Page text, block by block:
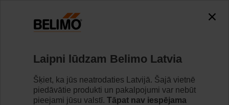
D6250W
Laipni lūdzam Belimo Latvia
Šķiet, ka jūs neatrodaties Latvijā. Šajā vietnē
piedāvātie produkti un pakalpojumi var nebūt
pieejami jūsu valstī. Tāpat nav iespējama